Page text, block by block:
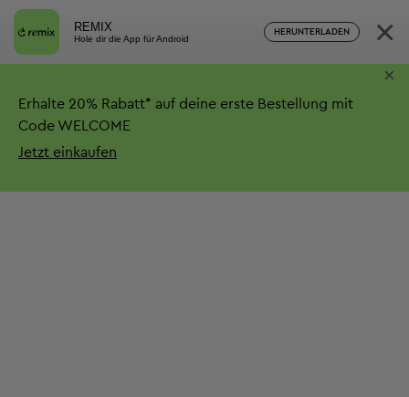
REMIX
Hole dir die App für Android
HERUNTERLADEN ×
Erhalte 20% Rabatt* auf deine erste Bestellung mit
Code WELCOME
Jetzt einkaufen
×